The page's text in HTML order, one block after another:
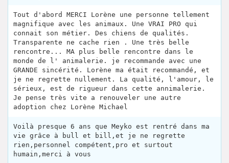
Tout d'abord MERCI Lorène une personne tellement
magnifique avec les animaux. Une VRAI PRO qui
connait son métier. Des chiens de qualités.
Transparente ne cache rien . Une très belle
rencontre... MA plus belle rencontre dans le
monde de l' animalerie. je recommande avec une
GRANDE sincérité. Lorène ma était recommandé, et
je ne regrette nullement. La qualité, l'amour, le
sérieux, est de rigueur dans cette annimalerie.
Je pense très vite a renouveler une autre
adoption chez Lorène Michael
Voilà presque 6 ans que Meyko est rentré dans ma
vie grâce à bull et bill,et je ne regrette
rien,personnel compétent,pro et surtout
humain,merci à vous